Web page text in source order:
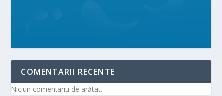
COMENTARII RECENTE
Niciun comentariu de arătat.